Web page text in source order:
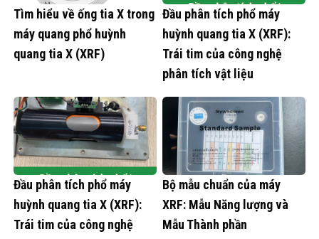
Tìm hiểu về ống tia X trong
máy quang phổ huỳnh
quang tia X (XRF)
Đầu phân tích phổ máy
huỳnh quang tia X (XRF):
Trái tim của công nghệ
phân tích vật liệu
Đầu phân tích phổ máy
huỳnh quang tia X (XRF):
Trái tim của công nghệ
Bộ mẫu chuẩn của máy
XRF: Mẫu Năng lượng và
Mẫu Thành phần